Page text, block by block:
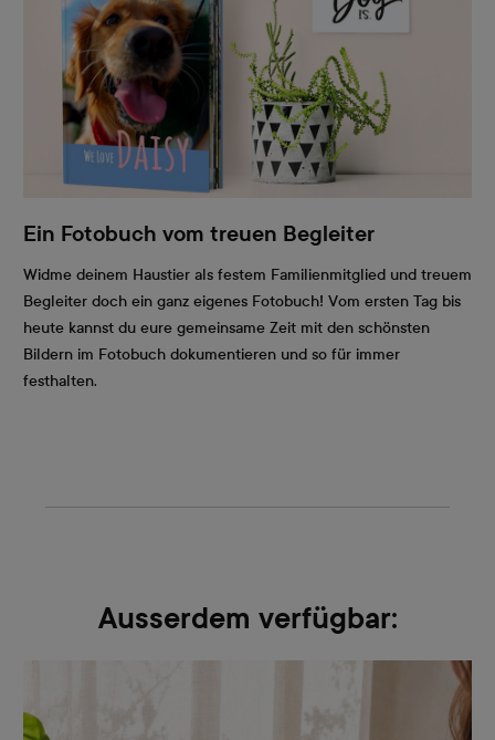
Ein Fotobuch vom treuen Begleiter
Widme deinem Haustier als festem Familienmitglied und treuem
Begleiter doch ein ganz eigenes Fotobuch! Vom ersten Tag bis
heute kannst du eure gemeinsame Zeit mit den schönsten
Bildern im Fotobuch dokumentieren und so für immer
festhalten.
Ausserdem verfügbar: